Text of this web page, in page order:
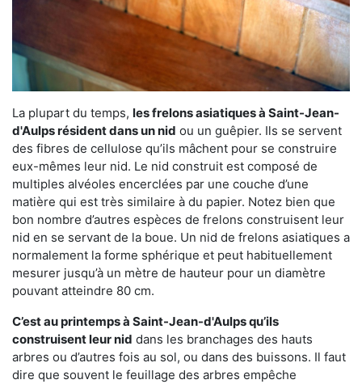
La plupart du temps, les frelons asiatiques à Saint-Jean-
d'Aulps résident dans un nid ou un guêpier. Ils se servent
des fibres de cellulose qu’ils mâchent pour se construire
eux-mêmes leur nid. Le nid construit est composé de
multiples alvéoles encerclées par une couche d’une
matière qui est très similaire à du papier. Notez bien que
bon nombre d’autres espèces de frelons construisent leur
nid en se servant de la boue. Un nid de frelons asiatiques a
normalement la forme sphérique et peut habituellement
mesurer jusqu’à un mètre de hauteur pour un diamètre
pouvant atteindre 80 cm.
C’est au printemps à Saint-Jean-d'Aulps qu’ils
construisent leur nid dans les branchages des hauts
arbres ou d’autres fois au sol, ou dans des buissons. Il faut
dire que souvent le feuillage des arbres empêche